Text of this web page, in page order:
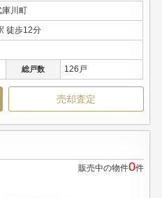
庫川町
徒歩12分
総戸数 126戸
売却査定
販売中の物件0件